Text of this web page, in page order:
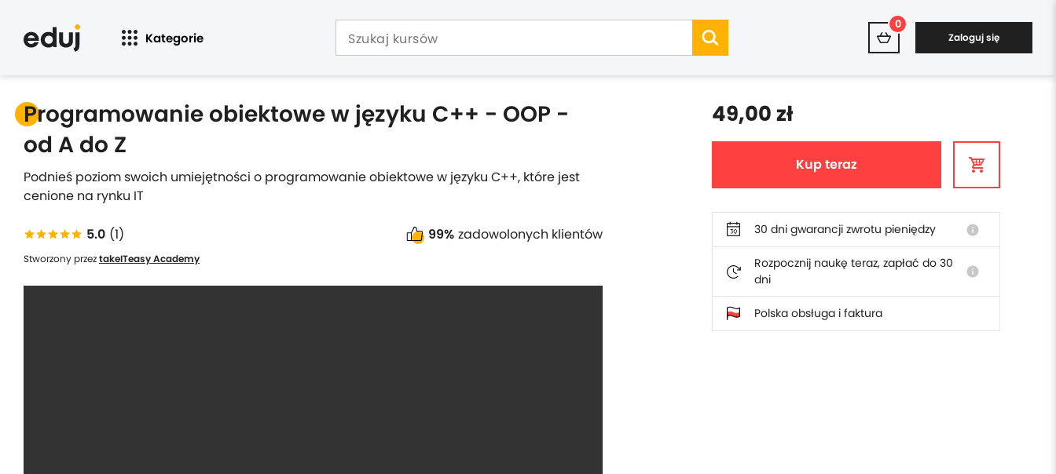
Kategorie
0
Zaloguj się
Programowanie obiektowe w języku C++ - OOP -
od A do Z
Podnieś poziom swoich umiejętności o programowanie obiektowe w języku C++, które jest
cenione na rynku IT
5.0 (1) 99% zadowolonych klientów
Stworzony przeztakeITeasy Academy
49,00 zł
Kup teraz
30 dni gwarancji zwrotu pieniędzy info
Rozpocznij naukę teraz, zapłać do 30
dni
info
Polska obsługa i faktura